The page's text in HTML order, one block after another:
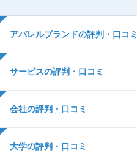
アパレルブランドの評判・口コミ
サービスの評判・口コミ
会社の評判・口コミ
大学の評判・口コミ